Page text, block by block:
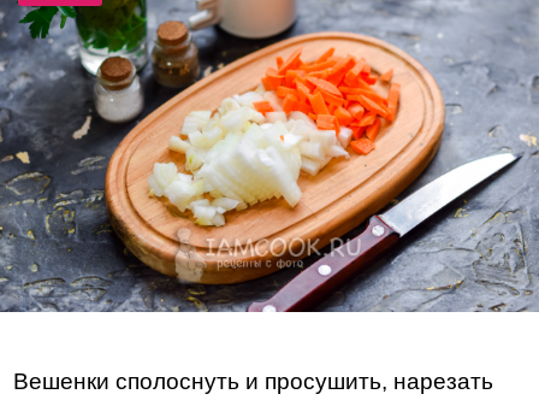
Вешенки сполоснуть и просушить, нарезать